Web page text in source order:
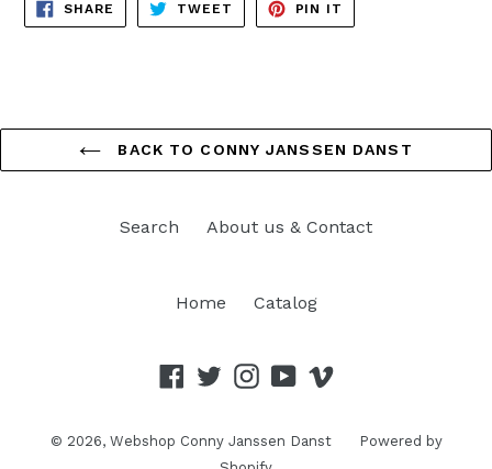
SHARE SHARE
ON
FACEBOOK
TWEET TWEET
TWITTER
PIN IT
PINTEREST
BACK TO CONNY JANSSEN DANST
Search About us & Contact
Home Catalog
Facebook
TwitterInstagram
YouTube
Vimeo
© 2026, Webshop Conny Janssen Danst
Powered by